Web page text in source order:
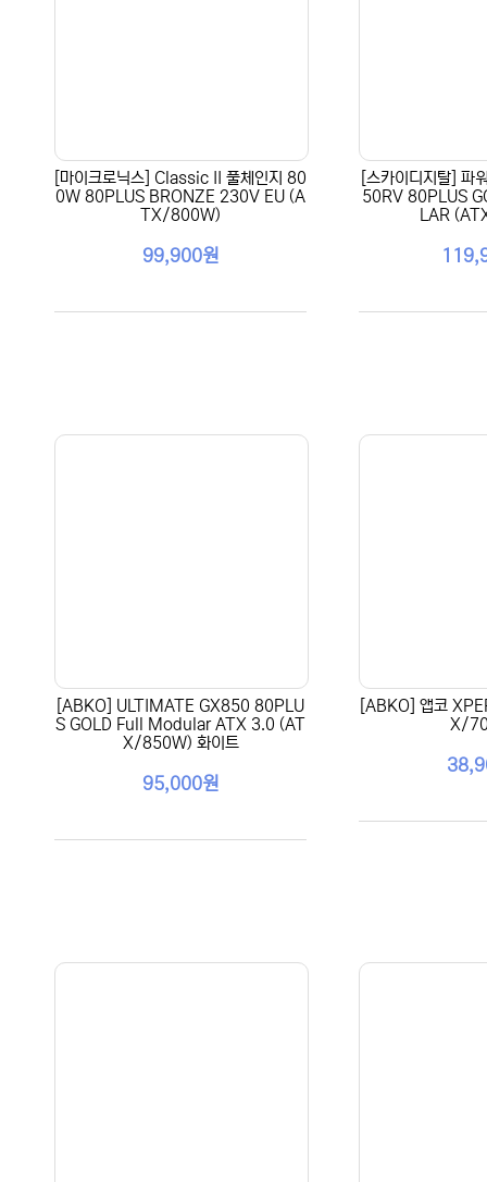
[마이크로닉스] Classic II 풀체인지 80
0W 80PLUS BRONZE 230V EU (A
TX/800W)
99,900원
[스카이디지탈]
50RV 80PLUS
LAR
[ABKO] ULTIMATE GX850 80PLU
S GOLD Full Modular ATX 3.0 (AT
X/850W) 화이트
95,000원
[ABKO] 앱코
X/